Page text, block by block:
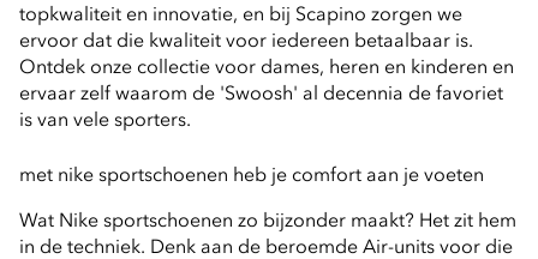
topkwaliteit en innovatie, en bij Scapino zorgen we
ervoor dat die kwaliteit voor iedereen betaalbaar is.
Ontdek onze collectie voor dames, heren en kinderen en
ervaar zelf waarom de 'Swoosh' al decennia de favoriet
is van vele sporters.
met nike sportschoenen heb je comfort aan je voeten
Wat Nike sportschoenen zo bijzonder maakt? Het zit hem
in de techniek. Denk aan de beroemde Air-units voor die